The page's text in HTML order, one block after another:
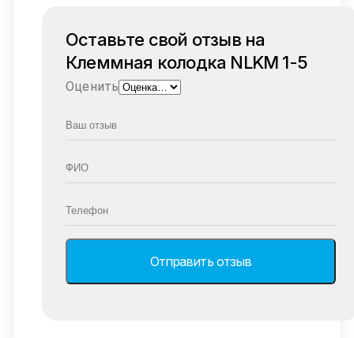
Оставьте свой отзыв на
Клеммная колодка NLKM 1-5
Оценить